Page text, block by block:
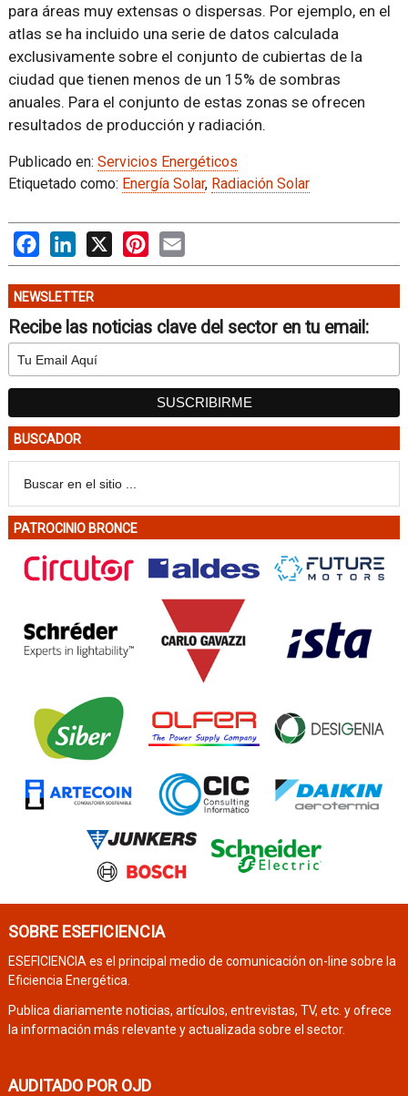
para áreas muy extensas o dispersas. Por ejemplo, en el
atlas se ha incluido una serie de datos calculada
exclusivamente sobre el conjunto de cubiertas de la
ciudad que tienen menos de un 15% de sombras
anuales. Para el conjunto de estas zonas se ofrecen
resultados de producción y radiación.
Publicado en: Servicios Energéticos
Etiquetado como: Energía Solar, Radiación Solar
FacebookLinkedIn
X PinterestEmail
NEWSLETTER
Recibe las noticias clave del sector en tu email:
BUSCADOR
PATROCINIO BRONCE
SOBRE ESEFICIENCIA
ESEFICIENCIA es el principal medio de comunicación on-line sobre la
Eficiencia Energética.
Publica diariamente noticias, artículos, entrevistas, TV, etc. y ofrece
la información más relevante y actualizada sobre el sector.
AUDITADO POR OJD